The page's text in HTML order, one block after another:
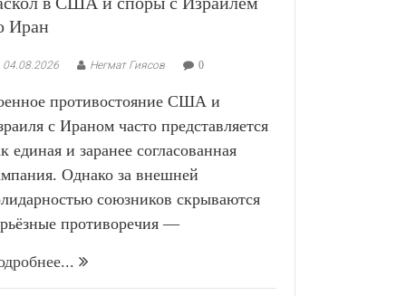
Иран
04.08.2026 Негмат Гиясов 0
противостояние США и
с Ираном часто представляется
единая и заранее согласованная
Однако за внешней
союзников скрываются
противоречия —